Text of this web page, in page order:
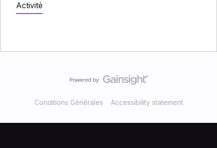
Activité
Conditions Générales Accessibility statement